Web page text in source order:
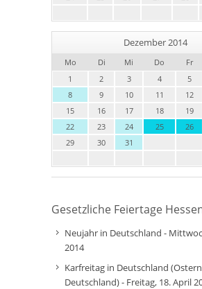
Dezember 2014
Mo Di Mi Do Fr
1
2 3 4 5
8
9 10 11 12
15
16 17 18 19
22
23 24 25 26
29
30 31
Gesetzliche Feiertage
Neujahr in Deutschland -
2014
Karfreitag in Deutschland
Deutschland) - Freitag, 18. April